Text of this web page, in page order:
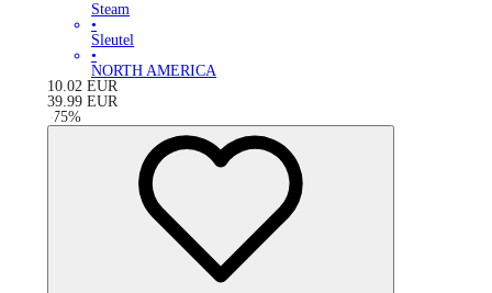
Steam
•
Sleutel
•
NORTH AMERICA
10.02 EUR
39.99 EUR
-75%